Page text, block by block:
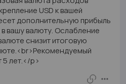
USD к вашей
дополнительную прибыль
вашу валюту. Ослабление
снизит итоговую
5 лет.</p>